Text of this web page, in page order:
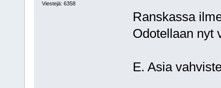
Viestejä: 6358
Ranskassa
Odotellaan nyt
E. Asia